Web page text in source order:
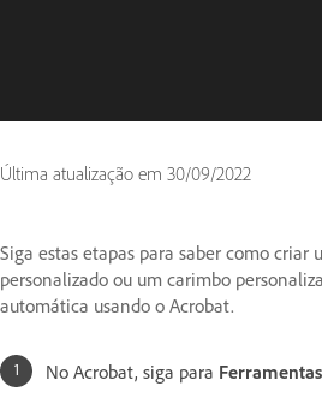
Última atualização em 30/09/2022
Siga estas etapas para saber como
personalizado ou um carimbo
automática usando o Acrobat.
No Acrobat, siga para Ferramentas